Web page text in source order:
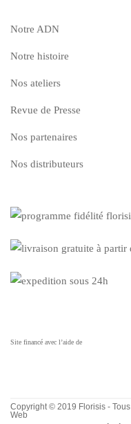
Notre ADN
Notre histoire
Nos ateliers
Revue de Presse
Nos partenaires
Nos distributeurs
Site financé avec l’aide de
Copyright © 2019 Florisis -
Web